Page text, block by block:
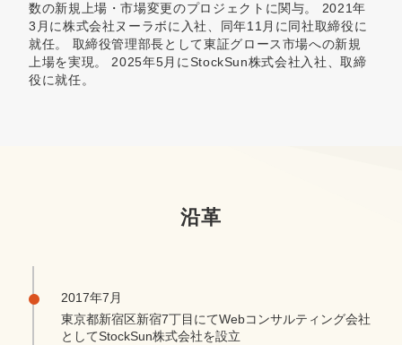
数の新規上場・市場変更のプロジェクトに関与。 2021年
3月に株式会社ヌーラボに入社、同年11月に同社取締役に
就任。 取締役管理部長として東証グロース市場への新規
上場を実現。 2025年5月にStockSun株式会社入社、取締
役に就任。
沿革
2017年7月
東京都新宿区新宿7丁目にてWebコンサルティング会社
としてStockSun株式会社を設立